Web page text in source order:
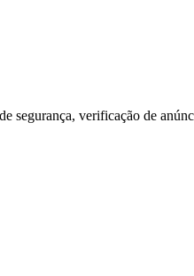
segurança, verificação de